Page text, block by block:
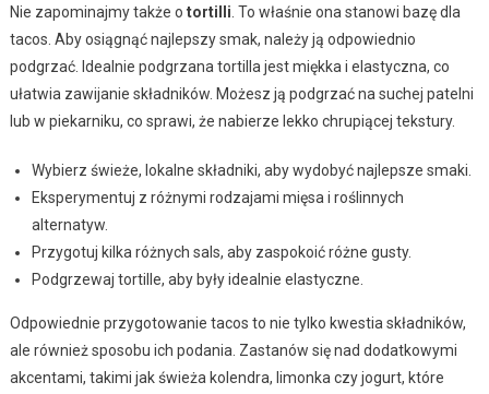
Nie zapominajmy także o tortilli . To właśnie ona stanowi bazę dla
tacos. Aby osiągnąć najlepszy smak, należy ją odpowiednio
podgrzać. Idealnie podgrzana tortilla jest miękka i elastyczna, co
ułatwia zawijanie składników. Możesz ją podgrzać na suchej patelni
lub w piekarniku, co sprawi, że nabierze lekko chrupiącej tekstury.
Wybierz świeże, lokalne składniki, aby wydobyć najlepsze smaki.
Eksperymentuj z różnymi rodzajami mięsa i roślinnych
alternatyw.
Przygotuj kilka różnych sals, aby zaspokoić różne gusty.
Podgrzewaj tortille, aby były idealnie elastyczne.
Odpowiednie przygotowanie tacos to nie tylko kwestia składników,
ale również sposobu ich podania. Zastanów się nad dodatkowymi
akcentami, takimi jak świeża kolendra, limonka czy jogurt, które